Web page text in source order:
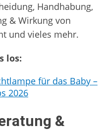
Handhabung,
& Wirkung von
und vieles mehr.
los:
für das Baby –
2026
&